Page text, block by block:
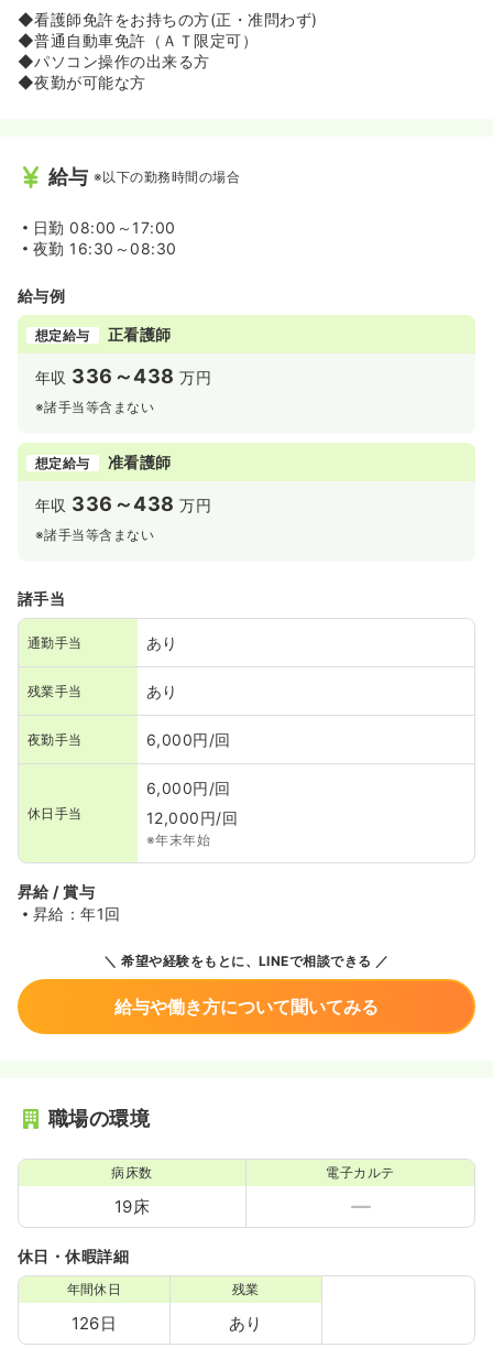
◆看護師免許をお持ちの方(正・准問わず)
◆普通自動車免許（ＡＴ限定可）
◆パソコン操作の出来る方
◆夜勤が可能な方
給与 ※以下の勤務時間の場合
日勤 08:00～17:00
夜勤 16:30～08:30
給与例
想定給与 正看護師
年収 336～438 万円
※諸手当等含まない
想定給与 准看護師
年収 336～438 万円
※諸手当等含まない
諸手当
通勤手当 あり
残業手当 あり
夜勤手当 6,000円/回
休日手当
6,000円/回
12,000円/回
※年末年始
昇給 / 賞与
昇給：年1回
希望や経験をもとに、LINEで相談できる
給与や働き方について聞いてみる
職場の環境
病床数
19床
電子カルテ
休日・休暇詳細
年間休日
126日
残業
あり